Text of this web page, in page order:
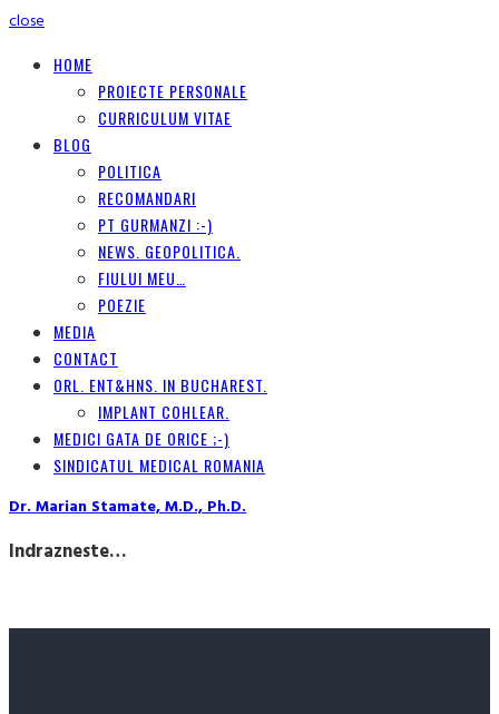
close
HOME
PROIECTE PERSONALE
CURRICULUM VITAE
BLOG
POLITICA
RECOMANDARI
PT GURMANZI :-)
NEWS. GEOPOLITICA.
FIULUI MEU…
POEZIE
MEDIA
CONTACT
ORL. ENT&HNS. IN BUCHAREST.
IMPLANT COHLEAR.
MEDICI GATA DE ORICE ;-)
SINDICATUL MEDICAL ROMANIA
Dr. Marian Stamate, M.D., Ph.D.
Indrazneste…